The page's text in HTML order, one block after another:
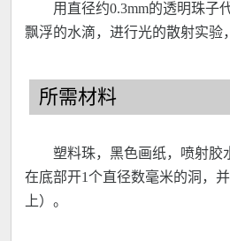
用直径约0.3mm的透明珠子
飘浮的水滴，进行光的散射实验
所需材料
塑料珠，黑色画纸，喷射胶
在底部开1个直径数毫米的洞，
上）。